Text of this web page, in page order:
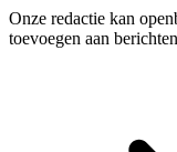
Onze redactie kan
toevoegen aan